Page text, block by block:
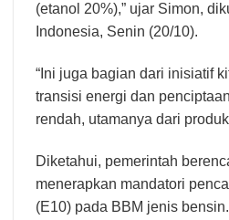
(etanol 20%),” ujar Simon,
Indonesia, Senin (20/10).
“Ini juga bagian dari inisiatif
transisi energi dan
rendah, utamanya dari
Diketahui, pemerintah
menerapkan mandatori
(E10) pada BBM jenis